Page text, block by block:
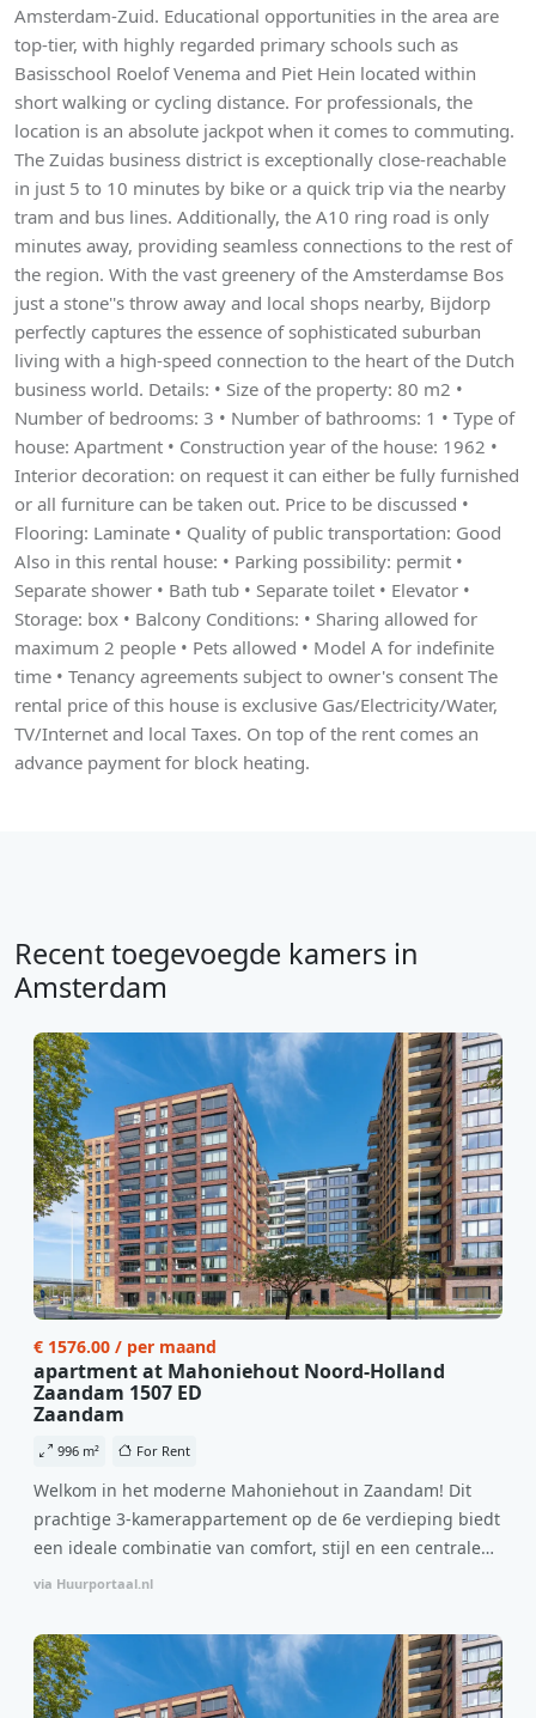
Amsterdam-Zuid. Educational opportunities in the area are
top-tier, with highly regarded primary schools such as
Basisschool Roelof Venema and Piet Hein located within
short walking or cycling distance. For professionals, the
location is an absolute jackpot when it comes to commuting.
The Zuidas business district is exceptionally close-reachable
in just 5 to 10 minutes by bike or a quick trip via the nearby
tram and bus lines. Additionally, the A10 ring road is only
minutes away, providing seamless connections to the rest of
the region. With the vast greenery of the Amsterdamse Bos
just a stone''s throw away and local shops nearby, Bijdorp
perfectly captures the essence of sophisticated suburban
living with a high-speed connection to the heart of the Dutch
business world. Details: • Size of the property: 80 m2 •
Number of bedrooms: 3 • Number of bathrooms: 1 • Type of
house: Apartment • Construction year of the house: 1962 •
Interior decoration: on request it can either be fully furnished
or all furniture can be taken out. Price to be discussed •
Flooring: Laminate • Quality of public transportation: Good
Also in this rental house: • Parking possibility: permit •
Separate shower • Bath tub • Separate toilet • Elevator •
Storage: box • Balcony Conditions: • Sharing allowed for
maximum 2 people • Pets allowed • Model A for indefinite
time • Tenancy agreements subject to owner's consent The
rental price of this house is exclusive Gas/Electricity/Water,
TV/Internet and local Taxes. On top of the rent comes an
advance payment for block heating.
Recent toegevoegde kamers in
Amsterdam
€ 1576.00 / per maand
apartment at Mahoniehout Noord-Holland
Zaandam 1507 ED
Zaandam
996 m² For Rent
Welkom in het moderne Mahoniehout in Zaandam! Dit
prachtige 3-kamerappartement op de 6e verdieping biedt
een ideale combinatie van comfort, stijl en een centrale
locatie. Met een huurprijs van €1.576 per maand
per maand is dit een geweldige kans voor professionals
die op zoek zijn naar een woning die direct beschikbaar is
vanaf 1 april 2026. Bij binnenkomst word je verwelkomd
via Huurportaal.nl